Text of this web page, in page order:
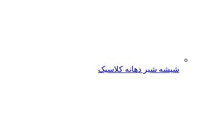
شیشه شیر دهانه کلاسیک